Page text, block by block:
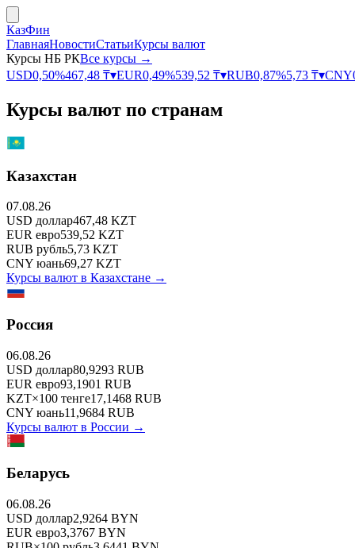
КазФин
ГлавнаяНовостиСтатьиКурсы валют
Курсы НБ РКВсе курсы →
USD0,50%467,48 ₸▾EUR0,49%539,52 ₸▾RUB0,87%5,73 ₸▾CNY
Курсы валют по странам
Казахстан
07.08.26
USD доллар467,48 KZT
EUR евро539,52 KZT
RUB рубль5,73 KZT
CNY юань69,27 KZT
Курсы валют в Казахстане →
Россия
06.08.26
USD доллар80,9293 RUB
EUR евро93,1901 RUB
KZT×100 тенге17,1468 RUB
CNY юань11,9684 RUB
Курсы валют в России →
Беларусь
06.08.26
USD доллар2,9264 BYN
EUR евро3,3767 BYN